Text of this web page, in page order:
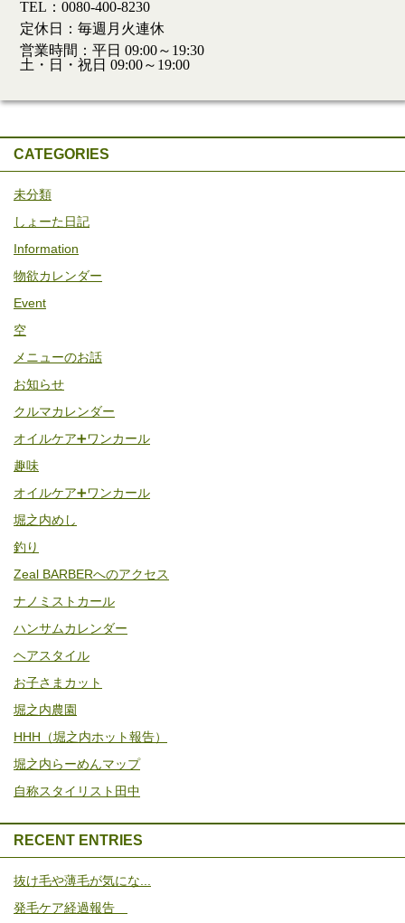
TEL：0080-400-8230
定休日：毎週月火連休
営業時間：平日 09:00～19:30
土・日・祝日 09:00～19:00
CATEGORIES
未分類
しょーた日記
Information
物欲カレンダー
Event
空
メニューのお話
お知らせ
クルマカレンダー
オイルケア➕ワンカール
趣味
オイルケア➕ワンカール
堀之内めし
釣り
Zeal BARBERへのアクセス
ナノミストカール
ハンサムカレンダー
ヘアスタイル
お子さまカット
堀之内農園
HHH（堀之内ホット報告）
堀之内らーめんマップ
自称スタイリスト田中
RECENT ENTRIES
抜け毛や薄毛が気にな...
発毛ケア経過報告